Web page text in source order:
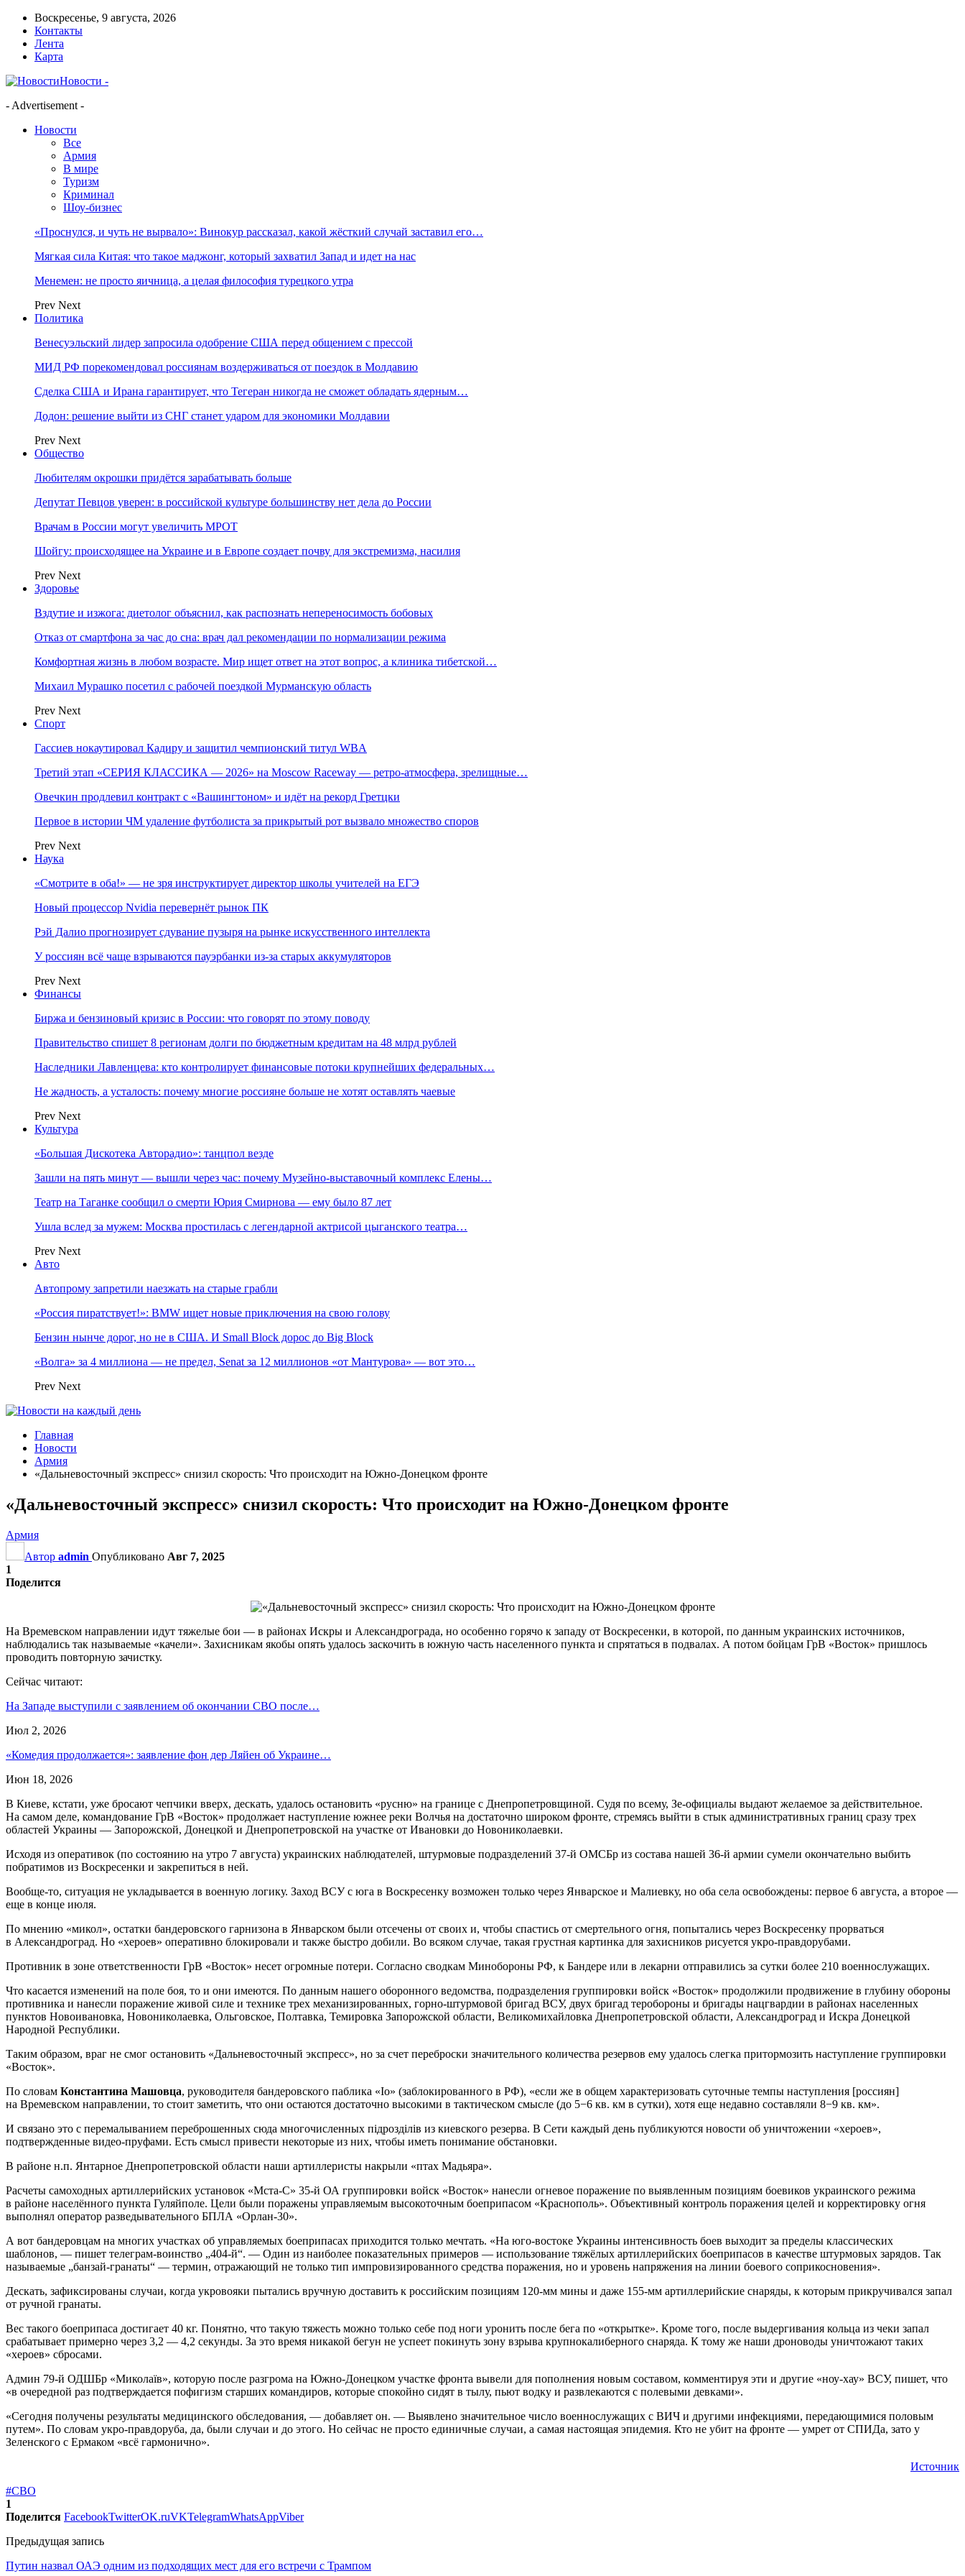
Воскресенье, 9 августа, 2026
Контакты
Лента
Карта
Новости -
- Advertisement -
Новости
Все
Армия
В мире
Туризм
Криминал
Шоу-бизнес
«Проснулся, и чуть не вырвало»: Винокур рассказал, какой жёсткий случай заставил его…
Мягкая сила Китая: что такое маджонг, который захватил Запад и идет на нас
Менемен: не просто яичница, а целая философия турецкого утра
Prev Next
Политика
Венесуэльский лидер запросила одобрение США перед общением с прессой
МИД РФ порекомендовал россиянам воздерживаться от поездок в Молдавию
Сделка США и Ирана гарантирует, что Тегеран никогда не сможет обладать ядерным…
Додон: решение выйти из СНГ станет ударом для экономики Молдавии
Prev Next
Общество
Любителям окрошки придётся зарабатывать больше
Депутат Певцов уверен: в российской культуре большинству нет дела до России
Врачам в России могут увеличить МРОТ
Шойгу: происходящее на Украине и в Европе создает почву для экстремизма, насилия
Prev Next
Здоровье
Вздутие и изжога: диетолог объяснил, как распознать непереносимость бобовых
Отказ от смартфона за час до сна: врач дал рекомендации по нормализации режима
Комфортная жизнь в любом возрасте. Мир ищет ответ на этот вопрос, а клиника тибетской…
Михаил Мурашко посетил с рабочей поездкой Мурманскую область
Prev Next
Спорт
Гассиев нокаутировал Кадиру и защитил чемпионский титул WBA
Третий этап «СЕРИЯ КЛАССИКА — 2026» на Moscow Raceway — ретро‑атмосфера, зрелищные…
Овечкин продлевил контракт с «Вашингтоном» и идёт на рекорд Гретцки
Первое в истории ЧМ удаление футболиста за прикрытый рот вызвало множество споров
Prev Next
Наука
«Смотрите в оба!» — не зря инструктирует директор школы учителей на ЕГЭ
Новый процессор Nvidia перевернёт рынок ПК
Рэй Далио прогнозирует сдувание пузыря на рынке искусственного интеллекта
У россиян всё чаще взрываются пауэрбанки из-за старых аккумуляторов
Prev Next
Финансы
Биржа и бензиновый кризис в России: что говорят по этому поводу
Правительство спишет 8 регионам долги по бюджетным кредитам на 48 млрд рублей
Наследники Лавленцева: кто контролирует финансовые потоки крупнейших федеральных…
Не жадность, а усталость: почему многие россияне больше не хотят оставлять чаевые
Prev Next
Культура
«Большая Дискотека Авторадио»: танцпол везде
Зашли на пять минут — вышли через час: почему Музейно-выставочный комплекс Елены…
Театр на Таганке сообщил о смерти Юрия Смирнова — ему было 87 лет
Ушла вслед за мужем: Москва простилась с легендарной актрисой цыганского театра…
Prev Next
Авто
Автопрому запретили наезжать на старые грабли
«Россия пиратствует!»: BMW ищет новые приключения на свою голову
Бензин нынче дорог, но не в США. И Small Block дорос до Big Block
«Волга» за 4 миллиона — не предел, Senat за 12 миллионов «от Мантурова» — вот это…
Prev Next
Главная
Новости
Армия
«Дальневосточный экспресс» снизил скорость: Что происходит на Южно-Донецком фронте
«Дальневосточный экспресс» снизил скорость: Что происходит на Южно-Донецком фронте
Армия
Автор admin Опубликовано Авг 7, 2025
1
Поделится
На Времевском направлении идут тяжелые бои — в районах Искры и Александрограда, но особенно горячо к западу от Воскресенки, в которой, по данным украинских источников,
наблюдались так называемые «качели». Захисникам якобы опять удалось заскочить в южную часть населенного пункта и спрятаться в подвалах. А потом бойцам ГрВ «Восток» пришлось
проводить повторную зачистку.
Сейчас читают:
На Западе выступили с заявлением об окончании СВО после…
Июл 2, 2026
«Комедия продолжается»: заявление фон дер Ляйен об Украине…
Июн 18, 2026
В Киеве, кстати, уже бросают чепчики вверх, дескать, удалось остановить «русню» на границе с Днепропетровщиной. Судя по всему, Зе-официалы выдают желаемое за действительное.
На самом деле, командование ГрВ «Восток» продолжает наступление южнее реки Волчья на достаточно широком фронте, стремясь выйти в стык административных границ сразу трех
областей Украины — Запорожской, Донецкой и Днепропетровской на участке от Ивановки до Новониколаевки.
Исходя из оперативок (по состоянию на утро 7 августа) украинских наблюдателей, штурмовые подразделений 37-й ОМСБр из состава нашей 36-й армии сумели окончательно выбить
побратимов из Воскресенки и закрепиться в ней.
Вообще-то, ситуация не укладывается в военную логику. Заход ВСУ с юга в Воскресенку возможен только через Январское и Малиевку, но оба села освобождены: первое 6 августа, а второе —
еще в конце июля.
По мнению «микол», остатки бандеровского гарнизона в Январском были отсечены от своих и, чтобы спастись от смертельного огня, попытались через Воскресенку прорваться
в Александроград. Но «хероев» оперативно блокировали и также быстро добили. Во всяком случае, такая грустная картинка для захисников рисуется укро-правдорубами.
Противник в зоне ответственности ГрВ «Восток» несет огромные потери. Согласно сводкам Минобороны РФ, к Бандере или в лекарни отправились за сутки более 210 военнослужащих.
Что касается изменений на поле боя, то и они имеются. По данным нашего оборонного ведомства, подразделения группировки войск «Восток» продолжили продвижение в глубину обороны
противника и нанесли поражение живой силе и технике трех механизированных, горно-штурмовой бригад ВСУ, двух бригад теробороны и бригады нацгвардии в районах населенных
пунктов Новоивановка, Новониколаевка, Ольговское, Полтавка, Темировка Запорожской области, Великомихайловка Днепропетровской области, Александроград и Искра Донецкой
Народной Республики.
Таким образом, враг не смог остановить «Дальневосточный экспресс», но за счет переброски значительного количества резервов ему удалось слегка притормозить наступление группировки
«Восток».
По словам Константина Машовца, руководителя бандеровского паблика «Io» (заблокированного в РФ), «если же в общем характеризовать суточные темпы наступления [россиян]
на Времевском направлении, то стоит заметить, что они остаются достаточно высокими в тактическом смысле (до 5−6 кв. км в сутки), хотя еще недавно составляли 8−9 кв. км».
И связано это с перемалыванием переброшенных сюда многочисленных пiдроздiлiв из киевского резерва. В Сети каждый день публикуются новости об уничтожении «хероев»,
подтвержденные видео-пруфами. Есть смысл привести некоторые из них, чтобы иметь понимание обстановки.
В районе н.п. Янтарное Днепропетровской области наши артиллеристы накрыли «птах Мадьяра».
Расчеты самоходных артиллерийских установок «Мста-С» 35-й ОА группировки войск «Восток» нанесли огневое поражение по выявленным позициям боевиков украинского режима
в районе населённого пункта Гуляйполе. Цели были поражены управляемым высокоточным боеприпасом «Краснополь». Объективный контроль поражения целей и корректировку огня
выполнял оператор разведывательного БПЛА «Орлан-30».
А вот бандеровцам на многих участках об управляемых боеприпасах приходится только мечтать. «На юго-востоке Украины интенсивность боев выходит за пределы классических
шаблонов, — пишет телеграм-воинство „404-й“. — Один из наиболее показательных примеров — использование тяжёлых артиллерийских боеприпасов в качестве штурмовых зарядов. Так
называемые „банзай-гранаты“ — термин, отражающий не только тип импровизированного средства поражения, но и уровень напряжения на линии боевого соприкосновения».
Дескать, зафиксированы случаи, когда укровояки пытались вручную доставить к российским позициям 120-мм мины и даже 155-мм артиллерийские снаряды, к которым прикручивался запал
от ручной гранаты.
Вес такого боеприпаса достигает 40 кг. Понятно, что такую тяжесть можно только себе под ноги уронить после бега по «открытке». Кроме того, после выдергивания кольца из чеки запал
срабатывает примерно через 3,2 — 4,2 секунды. За это время никакой бегун не успеет покинуть зону взрыва крупнокалиберного снаряда. К тому же наши дроноводы уничтожают таких
«хероев» сбросами.
Админ 79-й ОДШБр «Миколаїв», которую после разгрома на Южно-Донецком участке фронта вывели для пополнения новым составом, комментируя эти и другие «ноу-хау» ВСУ, пишет, что
«в очередной раз подтверждается пофигизм старших командиров, которые спокойно сидят в тылу, пьют водку и развлекаются с полевыми девками».
«Сегодня получены результаты медицинского обследования, — добавляет он. — Выявлено значительное число военнослужащих с ВИЧ и другими инфекциями, передающимися половым
путем». По словам укро-правдоруба, да, были случаи и до этого. Но сейчас не просто единичные случаи, а самая настоящая эпидемия. Кто не убит на фронте — умрет от СПИДа, зато у
Зеленского с Ермаком «всё гармонично».
Источник
#СВО
1
Поделится FacebookTwitterOK.ruVKTelegramWhatsAppViber
Предыдущая запись
Путин назвал ОАЭ одним из подходящих мест для его встречи с Трампом